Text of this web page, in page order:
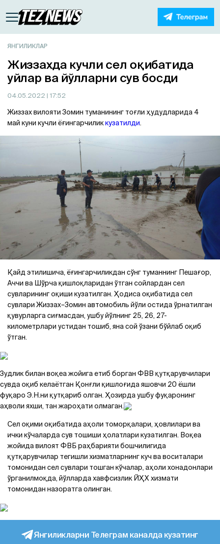
ЯНГИЛИКЛАР
Жиззахда кучли сел оқибатида
уйлар ва йўлларни сув босди
04.05.2022 | 17:52
Жиззах вилояти Зомин туманининг тоғли ҳудудларида 4
май куни кучли ёғингарчиликкузатилди.
Қайд этилишича, ёғингарчиликдан сўнг туманнинг Пешағор,
Аччи ва Шўрча қишлоқларидан ўтган сойлардан сел
сувларининг оқиши кузатилган. Ҳодиса оқибатида сел
сувлари Жиззах–Зомин автомобиль йўли остида ўрнатилган
қувурларга сиғмасдан, ушбу йўлнинг 25, 26, 27-
километрлари устидан тошиб, яна сой ўзани бўйлаб оқиб
ўтган.
Зудлик билан воқеа жойига етиб борган ФВВ қутқарувчилари
сувда оқиб келаётган Қонғли қишлоғида яшовчи 20 ёшли
фуқаро Э.Н.ни қутқариб олган. Ҳозирда ушбу фуқаронинг
аҳволи яхши, тан жароҳати олмаган.
Сел оқими оқибатида аҳоли томорқалари, ҳовлилари ва
ички кўчаларда сув тошиши ҳолатлари кузатилган. Воқеа
жойида вилоят ФВБ раҳбарияти бошчилигида
қутқарувчилар тегишли хизматларнинг куч ва воситалари
томонидан сел сувлари тошган кўчалар, аҳоли хонадонлари
ўрганилмоқда, йўлларда хавфсизлик ЙҲХ хизмати
томонидан назоратга олинган.
Янгиликларни Телеграм каналда кузатинг